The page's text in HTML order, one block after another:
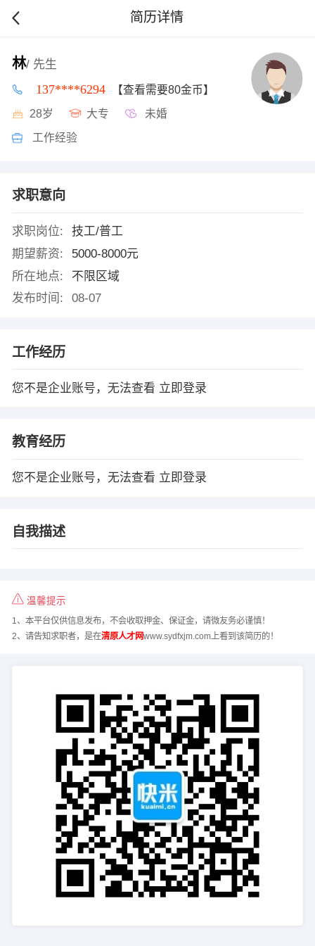
简历详情
林/ 先生
137****6294 【查看需要80金币】
28岁 大专 未婚
工作经验
求职意向
求职岗位:
技工/普工
期望薪资:
5000-8000元
所在地点:
不限区域
发布时间:
08-07
工作经历
您不是企业账号，无法查看 立即登录
教育经历
您不是企业账号，无法查看 立即登录
自我描述
温馨提示
1、本平台仅供信息发布，不会收取押金、保证金，请微友务必谨慎！
2、请告知求职者，是在清原人才网www.sydfxjm.com上看到该简历的！